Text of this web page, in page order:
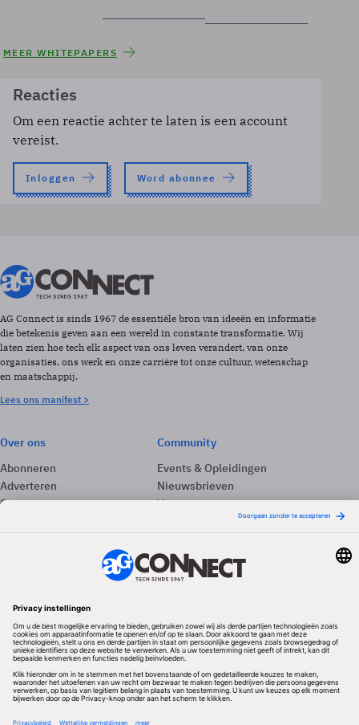
MEER WHITEPAPERS
Reacties
Om een reactie achter te laten is een account
vereist.
Inloggen Word abonnee
AG Connect is sinds 1967 de essentiële bron van ideeën en informatie
die betekenis geven aan een wereld in constante transformatie. Wij
laten zien hoe tech elk aspect van ons leven verandert, van onze
organisaties, ons werk en onze carrière tot onze cultuur, wetenschap
en maatschappij.
Lees ons manifest >
Over ons
Abonneren
Adverteren
Contact
Community
Events & Opleidingen
Nieuwsbrieven
Vacatures
Redactionele partner